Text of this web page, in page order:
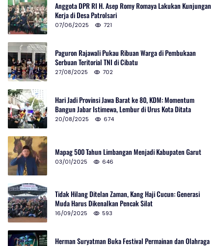
Anggota DPR RI H. Asep Romy Romaya Lakukan Kunjungan
Kerja di Desa Patrolsari
07/06/2025 721
Paguron Rajawali Pukau Ribuan Warga di Pembukaan
Serbuan Teritorial TNI di Cibatu
27/08/2025 702
Hari Jadi Provinsi Jawa Barat ke 80, KDM: Momentum
Bangun Jabar Istimewa, Lembur di Urus Kota Ditata
20/08/2025 674
Mapag 500 Tahun Limbangan Menjadi Kabupaten Garut
03/01/2025 646
Tidak Hilang Ditelan Zaman, Kang Haji Cucun: Generasi
Muda Harus Dikenalkan Pencak Silat
16/09/2025 593
Herman Suryatman Buka Festival Permainan dan Olahraga